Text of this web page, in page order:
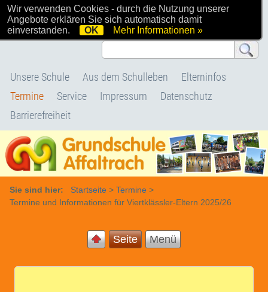
Willkommen bei uns
Unsere Schule Aus dem Schulleben
Elterninfos
Termine
Service Impressum
Datenschutz
Barrierefreiheit
Sie sind hier: Startseite > Termine >
Termine und Informationen für Viertklässler-Eltern 2025/26
Seite Menü
Wir verwenden Cookies - durch die Nutzung unserer
Angebote erklären Sie sich automatisch damit
einverstanden.
OK Mehr Informationen »